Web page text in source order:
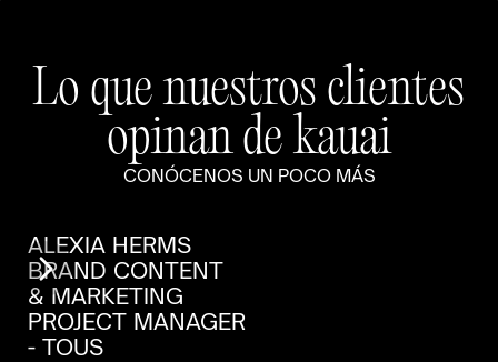
Lo que nuestros clientes
opinan de kauai
CONÓCENOS UN POCO MÁS
ALEXIA HERMS
BRAND CONTENT
& MARKETING
PROJECT MANAGER
- TOUS